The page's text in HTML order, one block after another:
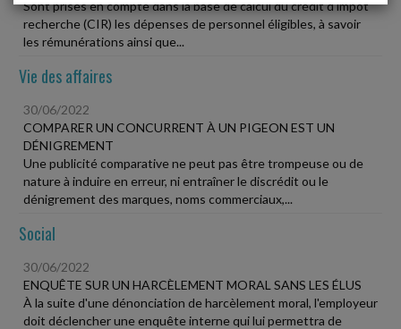
Sont prises en compte dans la base de calcul du crédit d'impôt
recherche (CIR) les dépenses de personnel éligibles, à savoir
les rémunérations ainsi que...
Vie des affaires
30/06/2022
COMPARER UN CONCURRENT À UN PIGEON EST UN
DÉNIGREMENT
Une publicité comparative ne peut pas être trompeuse ou de
nature à induire en erreur, ni entraîner le discrédit ou le
dénigrement des marques, noms commerciaux,...
Social
30/06/2022
ENQUÊTE SUR UN HARCÈLEMENT MORAL SANS LES ÉLUS
À la suite d'une dénonciation de harcèlement moral, l'employeur
doit déclencher une enquête interne qui lui permettra de